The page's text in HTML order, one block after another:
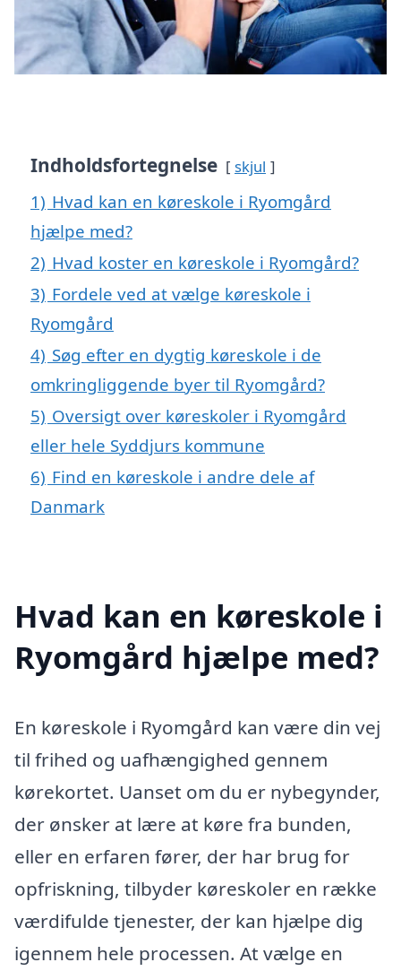
Indholdsfortegnelse skjul
1) Hvad kan en køreskole i Ryomgård
hjælpe med?
2) Hvad koster en køreskole i Ryomgård?
3) Fordele ved at vælge køreskole i
Ryomgård
4) Søg efter en dygtig køreskole i de
omkringliggende byer til Ryomgård?
5) Oversigt over køreskoler i Ryomgård
eller hele Syddjurs kommune
6) Find en køreskole i andre dele af
Danmark
Hvad kan en køreskole i
Ryomgård hjælpe med?
En køreskole i Ryomgård kan være din vej
til frihed og uafhængighed gennem
kørekortet. Uanset om du er nybegynder,
der ønsker at lære at køre fra bunden,
eller en erfaren fører, der har brug for
opfriskning, tilbyder køreskoler en række
værdifulde tjenester, der kan hjælpe dig
igennem hele processen. At vælge en